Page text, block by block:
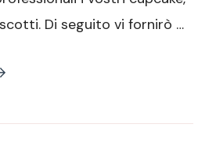
cake
design
Di seguito vi fornirò …